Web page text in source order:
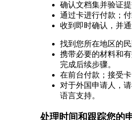
确认文档集并验证
通过卡进行付款；
收到即时确认，并
找到您所在地区的
携带必要的材料和
完成后续步骤。
在前台付款；接受
对于外国申请人，
语言支持。
处理时间和跟踪您的